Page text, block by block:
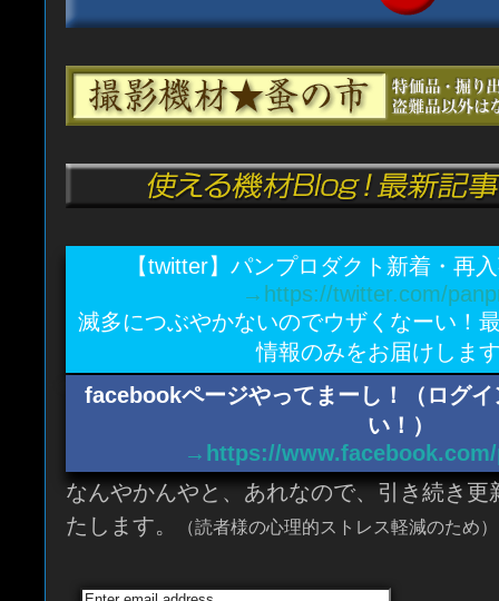
【twitter】パンプロダクト新着・再
→https://twitter.com/
滅多につぶやかないのでウザくなーい！
情報のみをお届けしま
facebookページやってまーし！（ログ
い！）
→https://
なんやかんやと、あれなので、引き続き
たします。
（読者様の心理的ストレス軽減のため）